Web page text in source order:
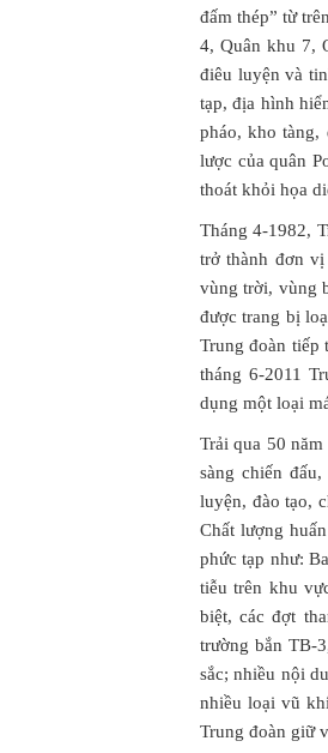
đấm thép” từ
4, Quân khu 7,
điêu luyện và
tạp, địa hình
pháo, kho tàng,
lược của quân
thoát khỏi họa
Tháng 4-1982,
trở thành đơn
vùng trời, vùng
được trang bị
Trung đoàn tiếp
tháng 6-2011
dụng một loại
Trải qua 50
sàng chiến
luyện, đào tạo,
Chất lượng
phức tạp như:
tiễu trên khu
biệt, các đợt
trường bắn TB-
sắc; nhiều nội
nhiều loại vũ
Trung đoàn giữ